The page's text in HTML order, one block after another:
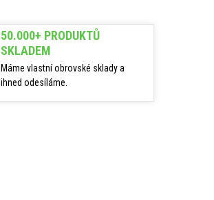
50.000+ PRODUKTŮ
SKLADEM
Máme vlastní obrovské sklady a
ihned odesíláme.